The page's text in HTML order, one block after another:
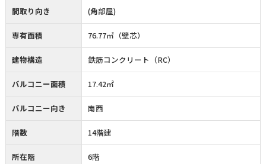
間取り向き (角部屋)
専有面積 76.77㎡（壁芯）
建物構造 鉄筋コンクリート（RC）
バルコニー面積 17.42㎡
バルコニー向き 南西
階数 14階建
所在階 6階